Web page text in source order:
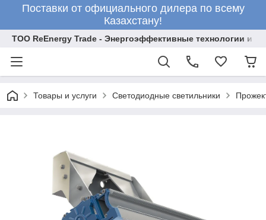
Поставки от официального дилера по всему
Казахстану!
ТОО ReEnergy Trade - Энергоэффективные технологии и
Товары и услуги Светодиодные светильники